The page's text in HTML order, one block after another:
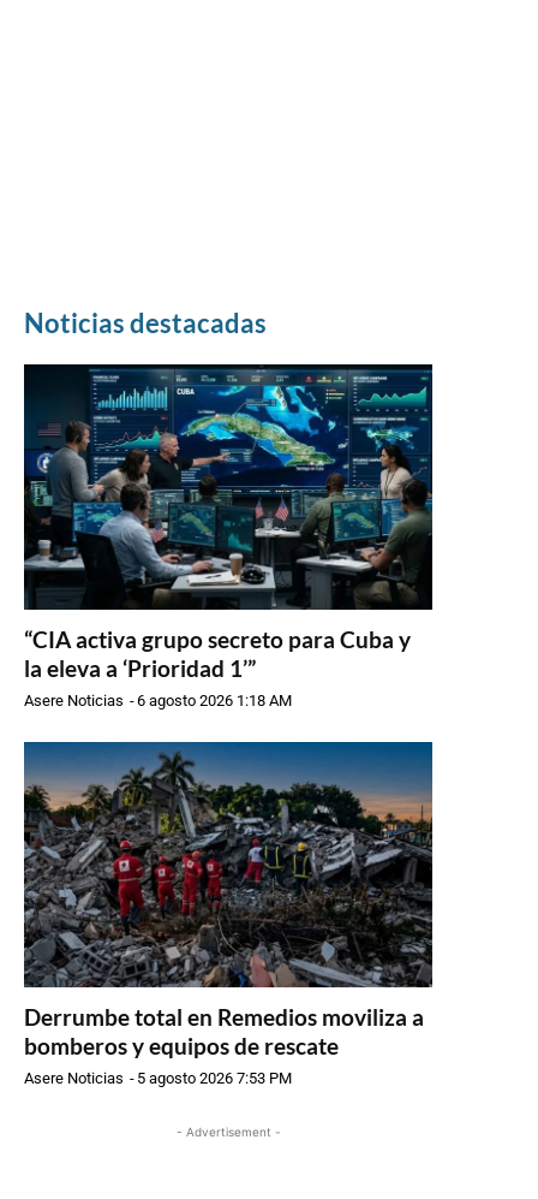
Noticias destacadas
“CIA activa grupo secreto para Cuba y
la eleva a ‘Prioridad 1’”
Asere Noticias -6 agosto 2026 1:18 AM
Derrumbe total en Remedios moviliza a
bomberos y equipos de rescate
Asere Noticias - 5 agosto 2026 7:53 PM
- Advertisement -